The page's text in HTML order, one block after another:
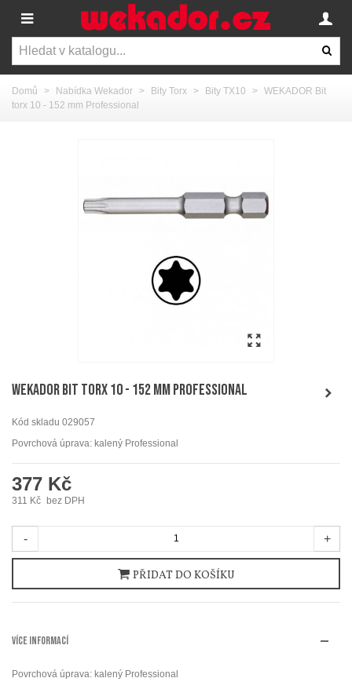
Domů > Nabídka Wekador > Bity Torx > Bity TX10 > WEKADOR Bit
torx 10 - 152 mm Professional
WEKADOR Bit torx 10 - 152 mm Professional
Kód skladu 029057
Povrchová úprava: kalený Professional
377 Kč
311 Kč bez DPH
- +
PŘIDAT DO KOŠÍKU
VÍCE INFORMACÍ
Povrchová úprava: kalený Professional